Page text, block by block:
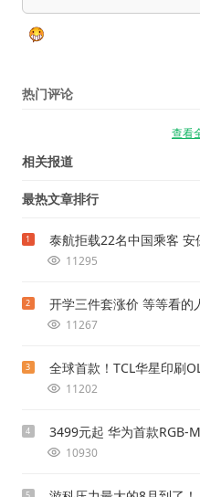
热门评论
查看
相关报道
最热文章排行
1 泰航拒载22名中国乘客 安
11295
2 开学三件套涨价 等等看的
11267
3 全球首款！TCL华星印刷
11202
4 3499元起 华为首款RGB-
10930